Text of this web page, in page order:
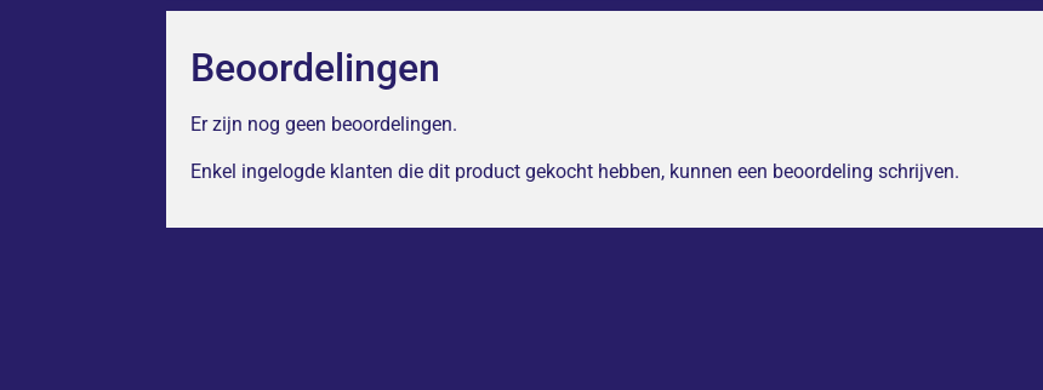
Beoordelingen
Er zijn nog geen beoordelingen.
Enkel ingelogde klanten die dit product gekocht hebben, kunnen een beoordeling schrijven.